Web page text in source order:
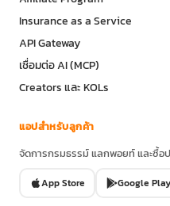
Insurance as a Service
API Gateway
เชื่อมต่อ AI (MCP)
Creators และ KOLs
แอปสำหรับลูกค้า
จัดการกรมธรรม์ แลกพอยท์ และซื้อ
App Store Google Play